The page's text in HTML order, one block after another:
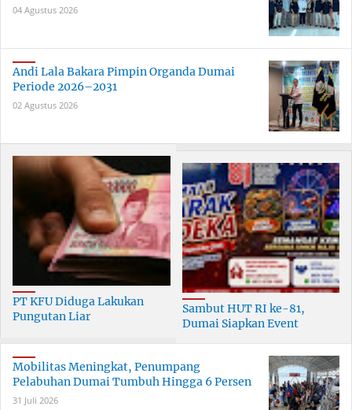
04 Agustus 2026
Andi Lala Bakara Pimpin Organda Dumai
Periode 2026–2031
02 Agustus 2026
PT KFU Diduga Lakukan
Pungutan Liar
Dumai
Sambut HUT RI ke-81,
Dumai Siapkan Event
Mobilitas Meningkat, Penumpang
Pelabuhan Dumai Tumbuh Hingga 6 Persen
31 Juli 2026